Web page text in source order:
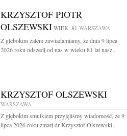
KRZYSZTOF PIOTR
OLSZEWSKI WIEK: 81 WARSZAWA
Z głebokim żalem zawiadamiamy, że dnia 9 lipca
2026 roku odszedł od nas w wieku 81 lat nasz...
KRZYSZTOF OLSZEWSKI
WARSZAWA
Z głębokim smutkiem przyjęliśmy wiadomość, że 9
lipca 2026 roku zmarł dr Krzysztof Olszewski...